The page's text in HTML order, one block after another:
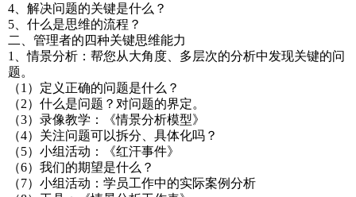
4、解决问题的关键是什么？
5、什么是思维的流程？
二、管理者的四种关键思维能力
1、情景分析：帮您从大角度、多层次的分析中发现关键的问
题。
（1）定义正确的问题是什么？
（2）什么是问题？对问题的界定。
（3）录像教学：《情景分析模型》
（4）关注问题可以拆分、具体化吗？
（5）小组活动：《红汗事件》
（6）我们的期望是什么？
（7）小组活动：学员工作中的实际案例分析